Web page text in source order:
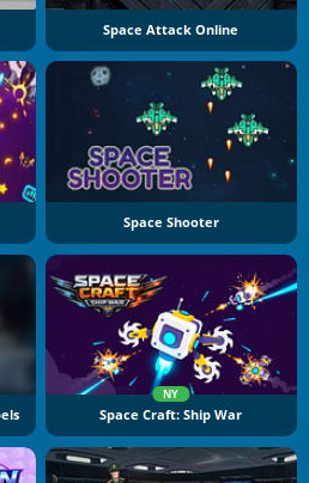
Space Attack Online
Space Shooter
NY
Space Craft: Ship War